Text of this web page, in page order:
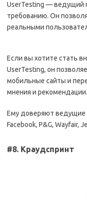
UserTesting — ведущий
требованию. Он
реальными
Если вы хотите стать
UserTesting, он
мобильные сайты и
мнения и рекомендации.
Ему доверяют ведущие
Facebook, P&G, Wayfair,
#8. Краудспринт